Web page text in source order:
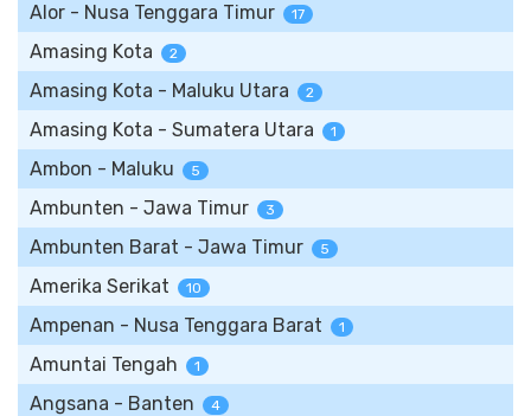
Alor - Nusa Tenggara Timur 17
Amasing Kota 2
Amasing Kota - Maluku Utara 2
Amasing Kota - Sumatera Utara 1
Ambon - Maluku 5
Ambunten - Jawa Timur 3
Ambunten Barat - Jawa Timur 5
Amerika Serikat 10
Ampenan - Nusa Tenggara Barat 1
Amuntai Tengah 1
Angsana - Banten 4